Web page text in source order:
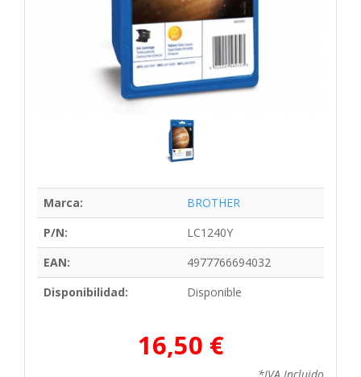
Marca:
BROTHER
P/N:
LC1240Y
EAN:
4977766694032
Disponibilidad:
Disponible
16,50 €
*IVA Incluido